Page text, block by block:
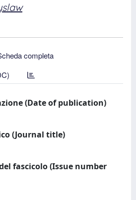
completa
(Date of publication)
(Journal title)
fascicolo (Issue number